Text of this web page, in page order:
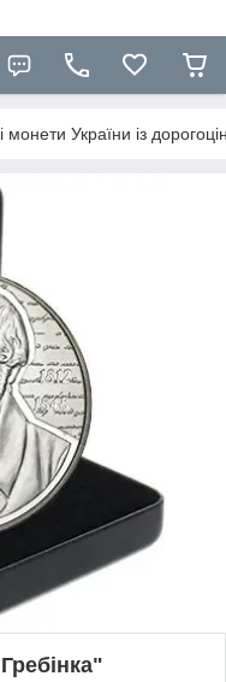
монети України із